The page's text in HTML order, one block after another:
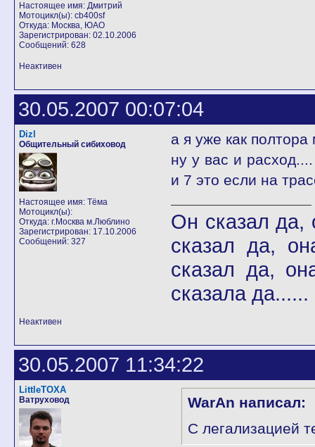
Настоящее имя: Дмитрий
Мотоцикл(ы): cb400sf
Откуда: Москва, ЮАО
Зарегистрирован: 02.10.2006
Сообщений: 628
Неактивен
30.05.2007 00:07:04
Dizl
Общительный сибиховод
Настоящее имя: Тёма
Мотоцикл(ы):
Откуда: г.Москва м.Люблино
Зарегистрирован: 17.10.2006
Сообщений: 327
а я уже как
ну у вас и
и 7 это если на
Он сказал да,
сказал да,
сказал да,
сказала
Неактивен
30.05.2007 11:34:22
LittleTOXA
Ватруховод
WarAn написал:
С легализацией